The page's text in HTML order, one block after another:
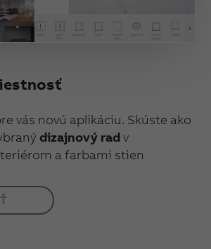
vás novú aplikáciu. Skúste ako
dizajnový radv
a farbami stien